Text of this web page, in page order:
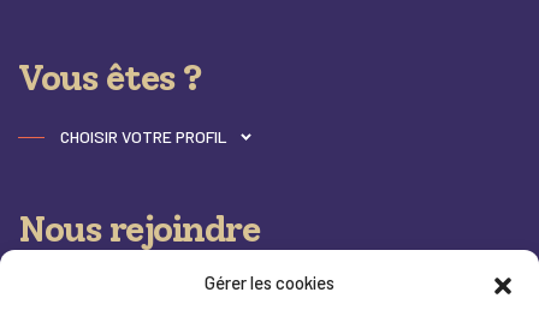
Gérer les cookies
Vous êtes ?
CHOISIR VOTRE PROFIL
Nous rejoindre